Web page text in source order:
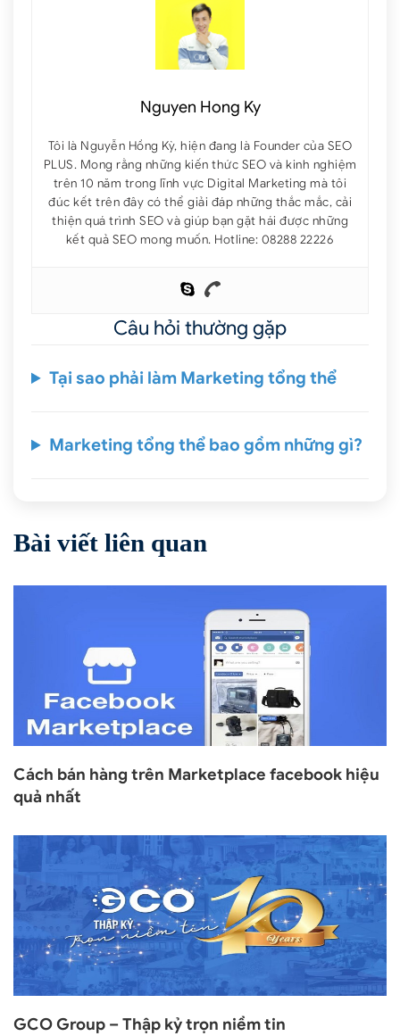
Nguyen Hong Ky
Tôi là Nguyễn Hồng Kỳ, hiện đang là Founder của SEO
PLUS. Mong rằng những kiến thức SEO và kinh nghiệm
trên 10 năm trong lĩnh vực Digital Marketing mà tôi
đúc kết trên đây có thể giải đáp những thắc mắc, cải
thiện quá trình SEO và giúp bạn gặt hái được những
kết quả SEO mong muốn. Hotline: 08288 22226
Câu hỏi thường gặp
Tại sao phải làm Marketing tổng thể
Marketing tổng thể bao gồm những gì?
Bài viết liên quan
Cách bán hàng trên Marketplace facebook hiệu
quả nhất
GCO Group – Thập kỷ trọn niềm tin